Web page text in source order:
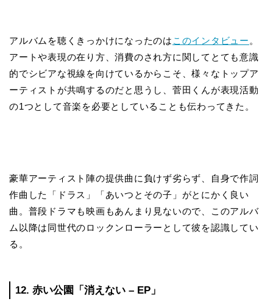
アルバムを聴くきっかけになったのは このインタビュー 。
アートや表現の在り方、消費のされ方に関してとても意識
的でシビアな視線を向けているからこそ、様々なトップア
ーティストが共鳴するのだと思うし、菅田くんが表現活動
の1つとして音楽を必要としていることも伝わってきた。
豪華アーティスト陣の提供曲に負けず劣らず、自身で作詞
作曲した「ドラス」「あいつとその子」がとにかく良い
曲。普段ドラマも映画もあんまり見ないので、このアルバ
ム以降は同世代のロックンローラーとして彼を認識してい
る。
12. 赤い公園「消えない – EP」